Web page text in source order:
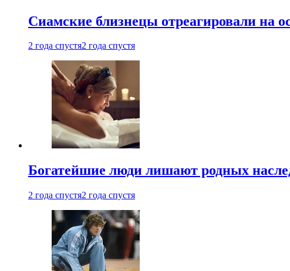
Cиамские близнецы отреагировали на
2 года спустя2 года спустя
Богатейшие люди лишают родных
2 года спустя2 года спустя